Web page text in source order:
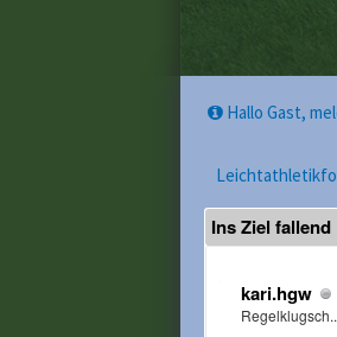
Hallo Gast,
Ins Ziel fallend
kari.hgw